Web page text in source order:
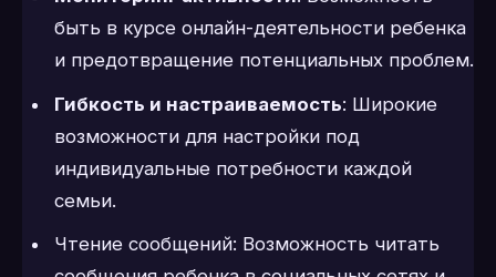
быть в курсе онлайн-деятельности ребенка
и предотвращение потенциальных проблем.
Гибкость и настраиваемость: Широкие
возможности для настройки под
индивидуальные потребности каждой
семьи.
Чтение сообщений: Возможность читать